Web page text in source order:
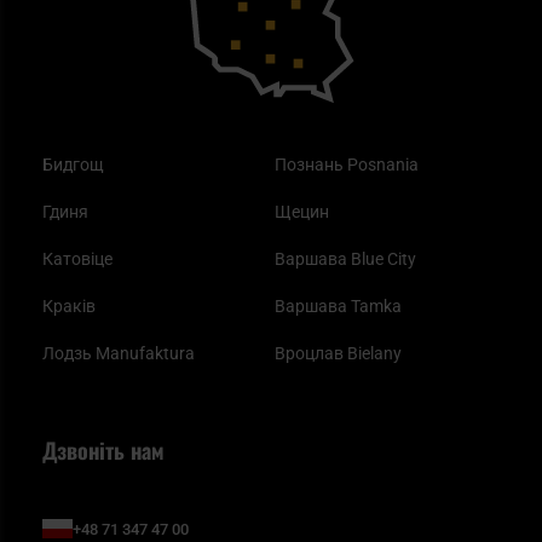
Бидгощ
Гдиня
Катовіце
Краків
Лодзь Manufaktura
Познань Posnania
Щецин
Варшава Blue City
Варшава Tamka
Вроцлав Bielany
Найкращі спальні мішки на осінь
Дзвоніть нам
+48 71 347 47 00